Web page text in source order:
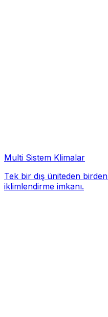
Multi Sistem Klimalar
Tek bir dış üniteden
iklimlendirme imkanı.